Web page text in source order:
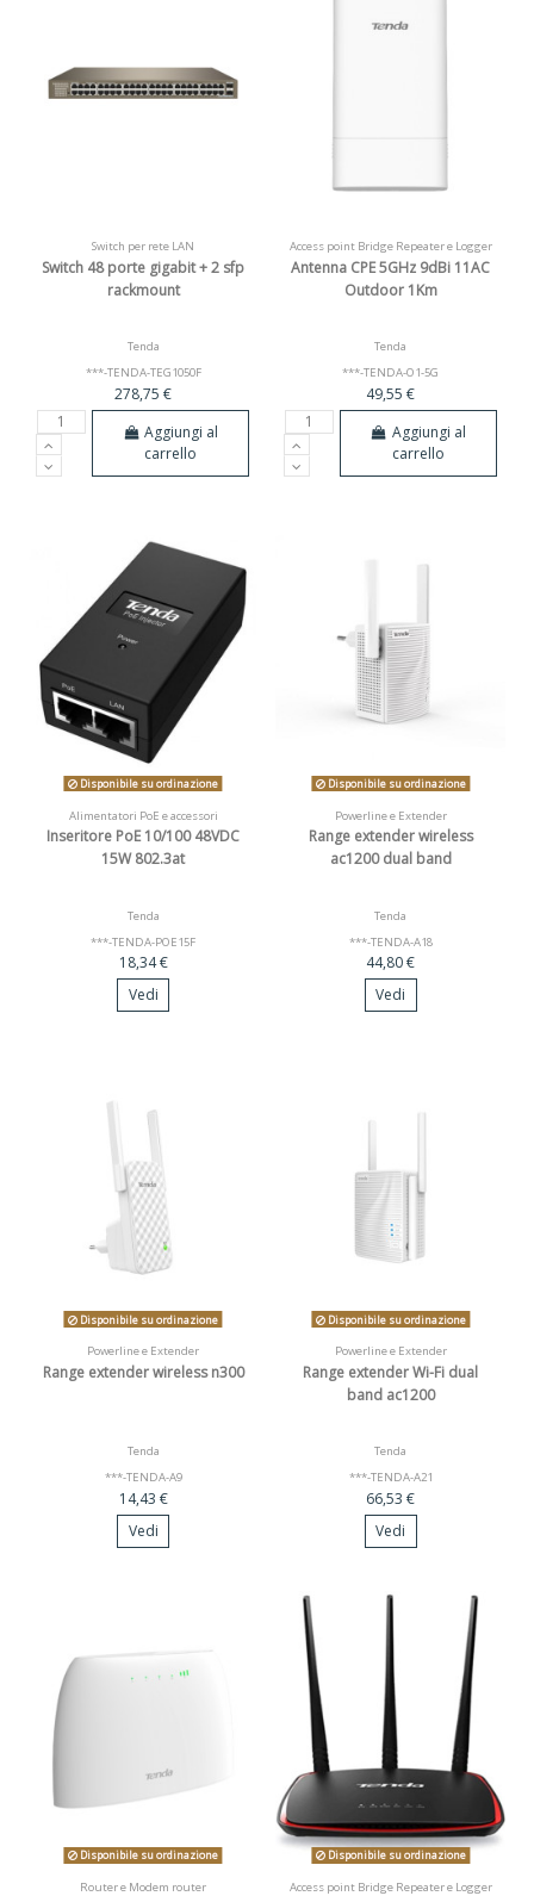
Switch per rete LAN
Switch 48 porte gigabit + 2 sfp
rackmount
Tenda
***-TENDA-TEG1050F
278,75 €
Aggiungi al
carrello
Access point Bridge Repeater e Logger
Antenna CPE 5GHz 9dBi 11AC
Outdoor 1Km
Tenda
***-TENDA-O1-5G
49,55 €
Aggiungi al
carrello
Disponibile su ordinazione
Alimentatori PoE e accessori
Inseritore PoE 10/100 48VDC
15W 802.3at
Tenda
***-TENDA-POE15F
18,34 €
Vedi
Disponibile su ordinazione
Powerline e Extender
Range extender wireless
ac1200 dual band
Tenda
***-TENDA-A18
44,80 €
Vedi
Disponibile su ordinazione
Powerline e Extender
Range extender wireless n300
Tenda
***-TENDA-A9
14,43 €
Vedi
Disponibile su ordinazione
Powerline e Extender
Range extender Wi-Fi dual
band ac1200
Tenda
***-TENDA-A21
66,53 €
Vedi
Disponibile su ordinazione
Router e Modem router
Disponibile su ordinazione
Access point Bridge Repeater e Logger